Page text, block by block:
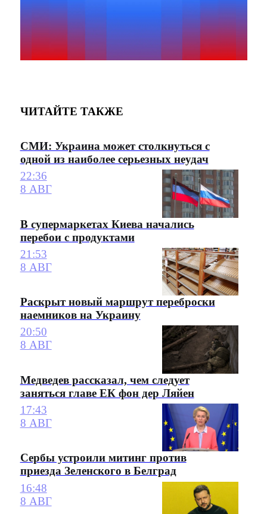
ЧИТАЙТЕ ТАКЖЕ
СМИ: Украина может столкнуться с
одной из наиболее серьезных неудач
22:36
8 АВГ
В супермаркетах Киева начались
перебои с продуктами
21:53
8 АВГ
Раскрыт новый маршрут переброски
наемников на Украину
20:50
8 АВГ
Медведев рассказал, чем следует
заняться главе ЕК фон дер Ляйен
17:43
8 АВГ
Сербы устроили митинг против
приезда Зеленского в Белград
16:48
8 АВГ